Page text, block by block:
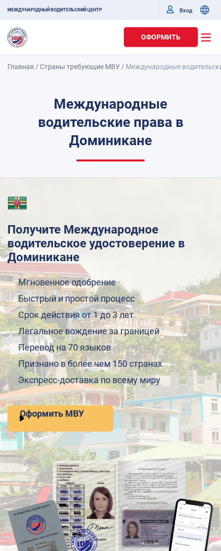
МЕЖДУНАРОДНЫЙ ВОДИТЕЛЬСКИЙ ЦЕНТР Вход
ОФОРМИТЬ
Главная /Страны требующие МВУ / Международные
Международные
водительские права в
Доминикане
Получите Международное
водительское удостоверение в
Доминикане
Мгновенное одобрение
Быстрый и простой процесс
Срок действия от 1 до 3 лет
Легальное вождение за границей
Перевод на 70 языков
Признано в более чем 150 странах
Экспресс-доставка по всему миру
Оформить МВУ